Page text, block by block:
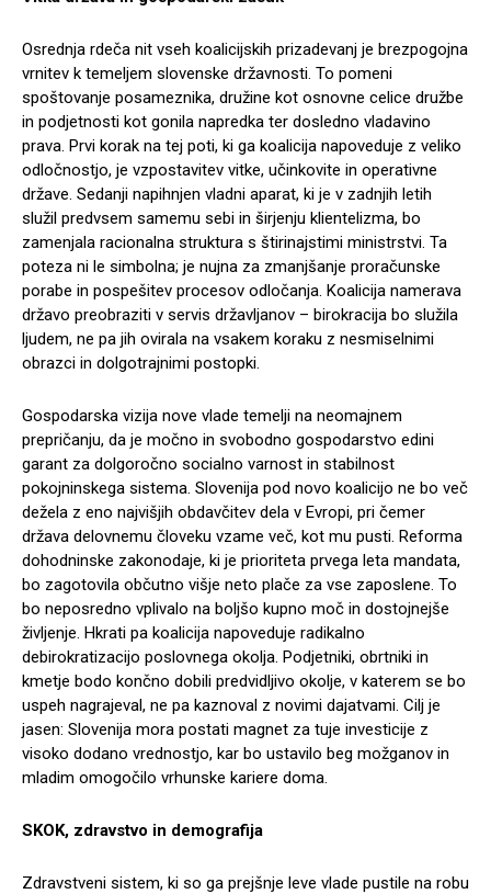
Osrednja rdeča nit vseh koalicijskih prizadevanj je brezpogojna
vrnitev k temeljem slovenske državnosti. To pomeni
spoštovanje posameznika, družine kot osnovne celice družbe
in podjetnosti kot gonila napredka ter dosledno vladavino
prava. Prvi korak na tej poti, ki ga koalicija napoveduje z veliko
odločnostjo, je vzpostavitev vitke, učinkovite in operativne
države. Sedanji napihnjen vladni aparat, ki je v zadnjih letih
služil predvsem samemu sebi in širjenju klientelizma, bo
zamenjala racionalna struktura s štirinajstimi ministrstvi. Ta
poteza ni le simbolna; je nujna za zmanjšanje proračunske
porabe in pospešitev procesov odločanja. Koalicija namerava
državo preobraziti v servis državljanov – birokracija bo služila
ljudem, ne pa jih ovirala na vsakem koraku z nesmiselnimi
obrazci in dolgotrajnimi postopki.
Gospodarska vizija nove vlade temelji na neomajnem
prepričanju, da je močno in svobodno gospodarstvo edini
garant za dolgoročno socialno varnost in stabilnost
pokojninskega sistema. Slovenija pod novo koalicijo ne bo več
dežela z eno najvišjih obdavčitev dela v Evropi, pri čemer
država delovnemu človeku vzame več, kot mu pusti. Reforma
dohodninske zakonodaje, ki je prioriteta prvega leta mandata,
bo zagotovila občutno višje neto plače za vse zaposlene. To
bo neposredno vplivalo na boljšo kupno moč in dostojnejše
življenje. Hkrati pa koalicija napoveduje radikalno
debirokratizacijo poslovnega okolja. Podjetniki, obrtniki in
kmetje bodo končno dobili predvidljivo okolje, v katerem se bo
uspeh nagrajeval, ne pa kaznoval z novimi dajatvami. Cilj je
jasen: Slovenija mora postati magnet za tuje investicije z
visoko dodano vrednostjo, kar bo ustavilo beg možganov in
mladim omogočilo vrhunske kariere doma.
SKOK, zdravstvo in demografija
Zdravstveni sistem, ki so ga prejšnje leve vlade pustile na robu